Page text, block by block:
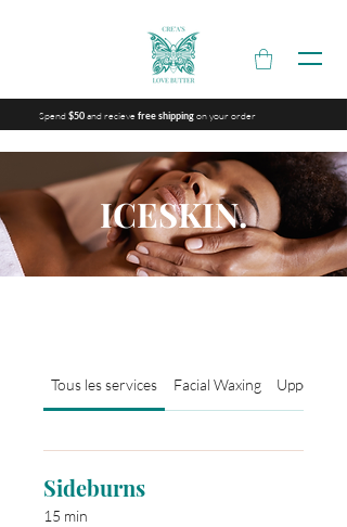
Spend$50and recieve free shippingon your order
ICESKIN.
Tous les services Facial Waxing Upper
Sideburns
15 min